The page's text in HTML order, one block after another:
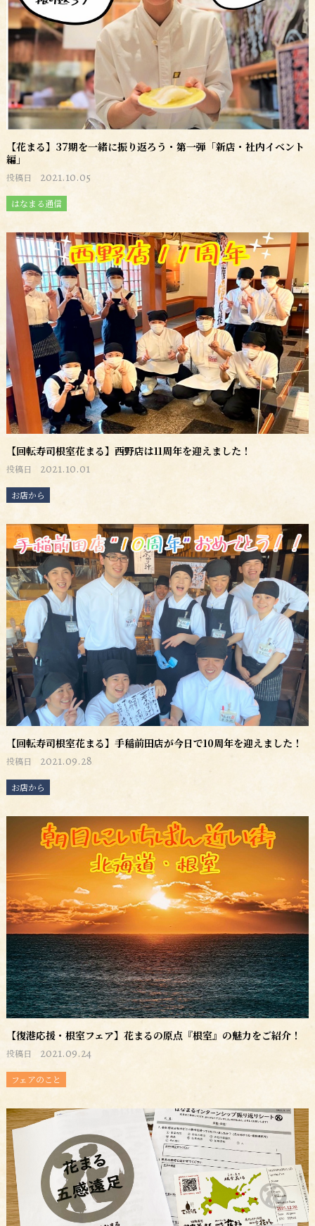
【花まる】37期を一緒に振り返ろう・第一弾「新店・社内イベント
編」
投稿日 2021.10.05
はなまる通信
【回転寿司根室花まる】西野店は11周年を迎えました！
投稿日 2021.10.01
お店から
【回転寿司根室花まる】手稲前田店が今日で10周年を迎えました！
投稿日 2021.09.28
お店から
【復港応援・根室フェア】花まるの原点『根室』の魅力をご紹介！
投稿日 2021.09.24
フェアのこと